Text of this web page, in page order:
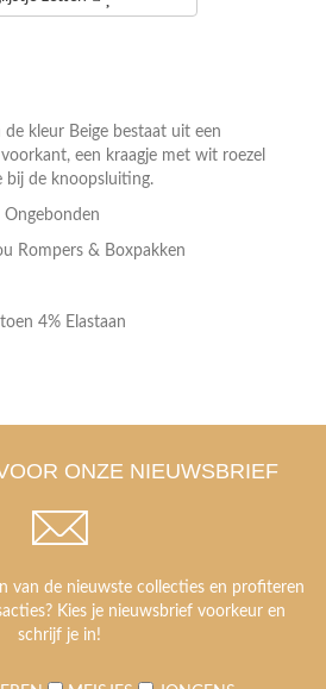
kleur Beige bestaat uit een
een kraagje met wit roezel
bij de knoopsluiting.
Ongebonden
Rompers & Boxpakken
4% Elastaan
ONZE NIEUWSBRIEF
van de nieuwste collecties en profiteren
Kies je nieuwsbrief voorkeur en
schrijf je in!